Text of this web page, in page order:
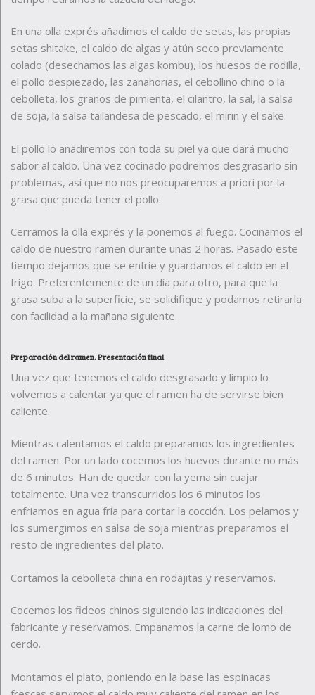
En una olla exprés añadimos el caldo de setas, las propias
setas shitake, el caldo de algas y atún seco previamente
colado (desechamos las algas kombu), los huesos de rodilla,
el pollo despiezado, las zanahorias, el cebollino chino o la
cebolleta, los granos de pimienta, el cilantro, la sal, la salsa
de soja, la salsa tailandesa de pescado, el mirin y el sake.
El pollo lo añadiremos con toda su piel ya que dará mucho
sabor al caldo. Una vez cocinado podremos desgrasarlo sin
problemas, así que no nos preocuparemos a priori por la
grasa que pueda tener el pollo.
Cerramos la olla exprés y la ponemos al fuego. Cocinamos el
caldo de nuestro ramen durante unas 2 horas. Pasado este
tiempo dejamos que se enfríe y guardamos el caldo en el
frigo. Preferentemente de un día para otro, para que la
grasa suba a la superficie, se solidifique y podamos retirarla
con facilidad a la mañana siguiente.
Preparación del ramen. Presentación final
Una vez que tenemos el caldo desgrasado y limpio lo
volvemos a calentar ya que el ramen ha de servirse bien
caliente.
Mientras calentamos el caldo preparamos los ingredientes
del ramen. Por un lado cocemos los huevos durante no más
de 6 minutos. Han de quedar con la yema sin cuajar
totalmente. Una vez transcurridos los 6 minutos los
enfriamos en agua fría para cortar la cocción. Los pelamos y
los sumergimos en salsa de soja mientras preparamos el
resto de ingredientes del plato.
Cortamos la cebolleta china en rodajitas y reservamos.
Cocemos los fideos chinos siguiendo las indicaciones del
fabricante y reservamos. Empanamos la carne de lomo de
cerdo.
Montamos el plato, poniendo en la base las espinacas